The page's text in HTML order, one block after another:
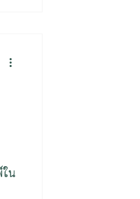
ใน